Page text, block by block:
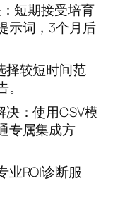
短期接受培育
示词，3个月后
择较短时间范
决：使用CSV模
专属集成方
业ROI诊断服